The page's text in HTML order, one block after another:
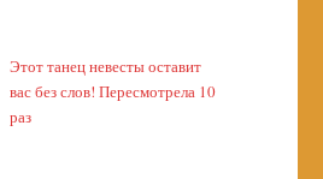
Этот танец невесты оставит
вас без слов! Пересмотрела 10
раз